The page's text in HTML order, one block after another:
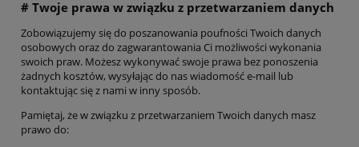
# Twoje prawa w związku z przetwarzaniem danych
Zobowiązujemy się do poszanowania poufności Twoich danych
osobowych oraz do zagwarantowania Ci możliwości wykonania
swoich praw. Możesz wykonywać swoje prawa bez ponoszenia
żadnych kosztów, wysyłając do nas wiadomość e-mail lub
kontaktując się z nami w inny sposób.
Pamiętaj, że w związku z przetwarzaniem Twoich danych masz
prawo do: